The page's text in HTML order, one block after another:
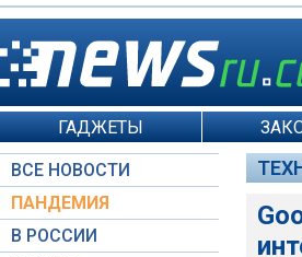
ГАДЖЕТЫ
ВСЕ НОВОСТИ
ПАНДЕМИЯ
В РОССИИ